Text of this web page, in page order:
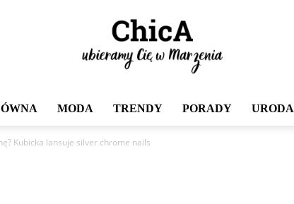
MODA TRENDY PORADY URODA
Kubicka lansuje silver chrome nails